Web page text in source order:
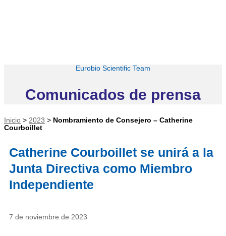
Eurobio Scientific Team
Comunicados de prensa
Inicio > 2023 > Nombramiento de Consejero – Catherine
Courboillet
Catherine Courboillet se unirá a la
Junta Directiva como Miembro
Independiente
7 de noviembre de 2023